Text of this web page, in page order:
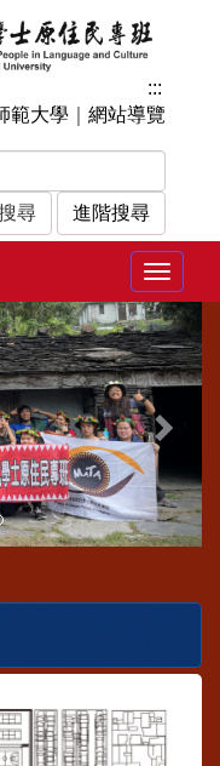
:::
範大學 網站導覽
進階搜尋
Toggle
下
一